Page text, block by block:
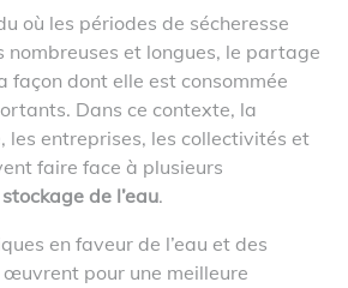
où les périodes de sécheresse
nombreuses et longues, le partage
façon dont elle est consommée
Dans ce contexte, la
les entreprises, les collectivités et
faire face à plusieurs
stockage de l’eau.
en faveur de l’eau et des
pour une meilleure